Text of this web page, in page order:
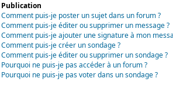
Publication
Comment puis-je poster un sujet dans un forum ?
Comment puis-je éditer ou supprimer un message ?
Comment puis-je ajouter une signature à mon
Comment puis-je créer un sondage ?
Comment puis-je éditer ou supprimer un sondage ?
Pourquoi ne puis-je pas accéder à un forum ?
Pourquoi ne puis-je pas voter dans un sondage ?